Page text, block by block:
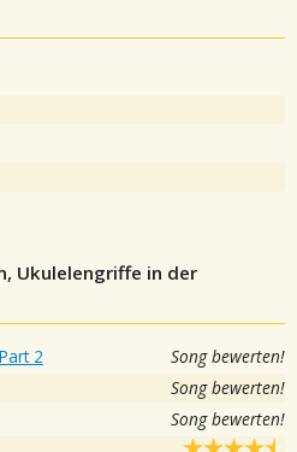
Ukulelengriffe in der
2 Song bewerten!
Song bewerten!
Song bewerten!